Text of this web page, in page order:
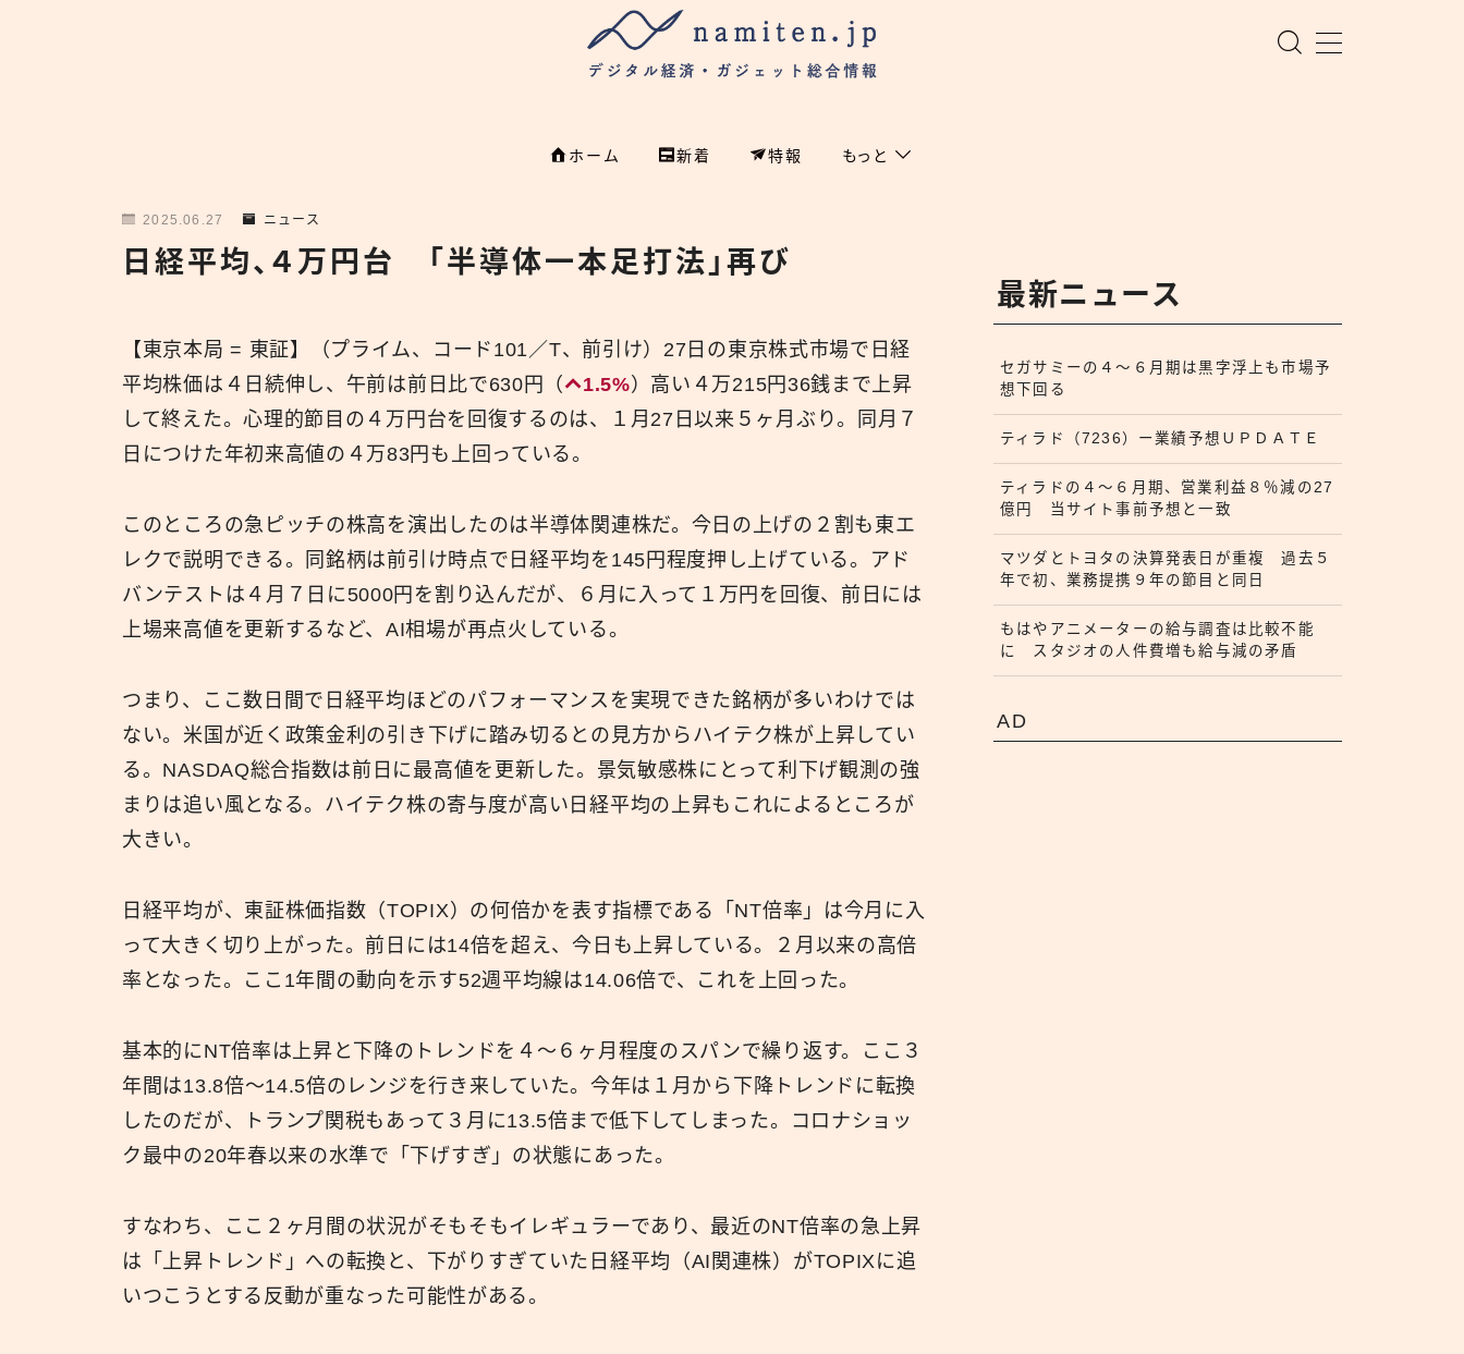
ホーム 新着 特報 もっと
特集
国際
経済
広報
特集
新着
namiten.jp
2025.06.27 ニュース
日経平均、４万円台 「半導体一本足打法」再び
【東京本局 = 東証】（プライム、コード101／T、前引け）27日の東京株式市場で日経
平均株価は４日続伸し、午前は前日比で630円（
1.5%）高い４万215円36銭まで上昇
して終えた。心理的節目の４万円台を回復するのは、１月27日以来５ヶ月ぶり。同月７
日につけた年初来高値の４万83円も上回っている。
このところの急ピッチの株高を演出したのは半導体関連株だ。今日の上げの２割も東エ
レクで説明できる。同銘柄は前引け時点で日経平均を145円程度押し上げている。アド
バンテストは４月７日に5000円を割り込んだが、６月に入って１万円を回復、前日には
上場来高値を更新するなど、AI相場が再点火している。
つまり、ここ数日間で日経平均ほどのパフォーマンスを実現できた銘柄が多いわけでは
ない。米国が近く政策金利の引き下げに踏み切るとの見方からハイテク株が上昇してい
る。NASDAQ総合指数は前日に最高値を更新した。景気敏感株にとって利下げ観測の強
まりは追い風となる。ハイテク株の寄与度が高い日経平均の上昇もこれによるところが
大きい。
日経平均が、東証株価指数（TOPIX）の何倍かを表す指標である「NT倍率」は今月に入
って大きく切り上がった。前日には14倍を超え、今日も上昇している。２月以来の高倍
率となった。ここ1年間の動向を示す52週平均線は14.06倍で、これを上回った。
基本的にNT倍率は上昇と下降のトレンドを４〜６ヶ月程度のスパンで繰り返す。ここ３
年間は13.8倍〜14.5倍のレンジを行き来していた。今年は１月から下降トレンドに転換
したのだが、トランプ関税もあって３月に13.5倍まで低下してしまった。コロナショッ
ク最中の20年春以来の水準で「下げすぎ」の状態にあった。
すなわち、ここ２ヶ月間の状況がそもそもイレギュラーであり、最近のNT倍率の急上昇
は「上昇トレンド」への転換と、下がりすぎていた日経平均（AI関連株）がTOPIXに追
いつこうとする反動が重なった可能性がある。
最新ニュース
セガサミーの４〜６月期は黒字浮上も市場予
想下回る
ティラド（7236）ー業績予想ＵＰＤＡＴＥ
ティラドの４〜６月期、営業利益８％減の27
億円 当サイト事前予想と一致
マツダとトヨタの決算発表日が重複 過去５
年で初、業務提携９年の節目と同日
もはやアニメーターの給与調査は比較不能
に スタジオの人件費増も給与減の矛盾
AD